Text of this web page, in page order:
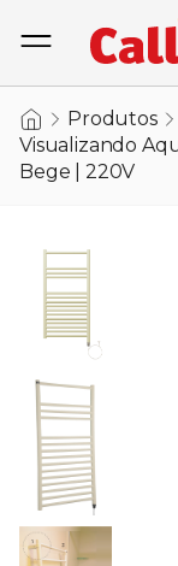
Produtos
Visualizando
Bege | 220V